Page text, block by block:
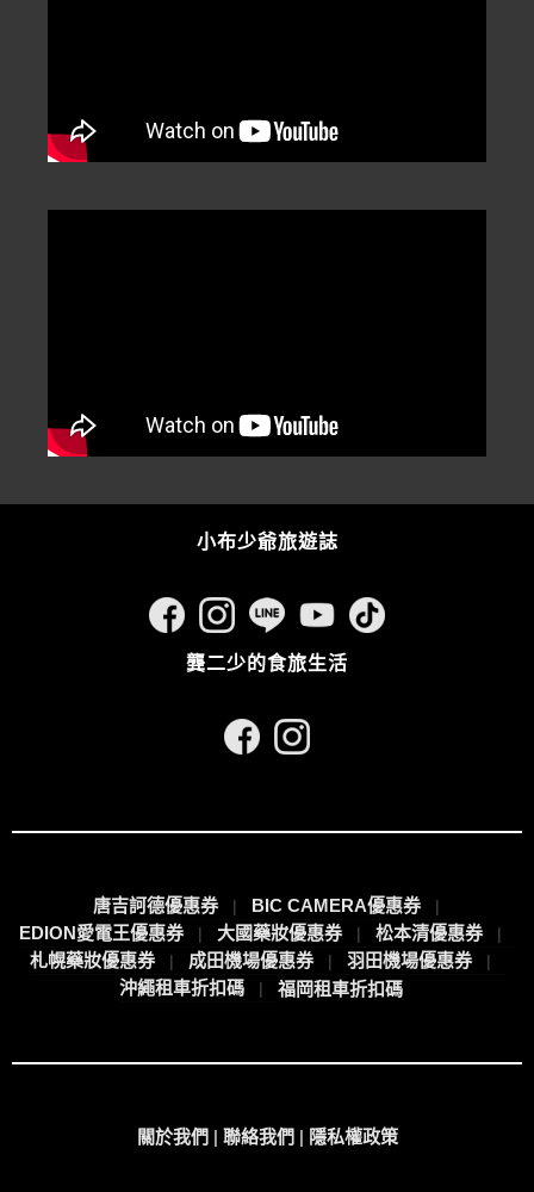
小布少爺旅遊誌
龔二少的食旅生活
唐吉訶德優惠券
BIC CAMERA優惠券
EDION愛電王優惠券
大國藥妝優惠券
松本清優惠券
札幌藥妝優惠券
成田機場優惠券
羽田機場優惠券
沖繩租車折扣碼
福岡租車折扣碼
關於我們 | 聯絡我們 | 隱私權政策